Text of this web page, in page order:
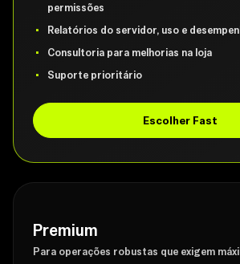
permissões
Relatórios do servidor, uso e
Consultoria para melhorias na loja
Suporte prioritário
Escolher Fast
Premium
Para operações robustas que exigem